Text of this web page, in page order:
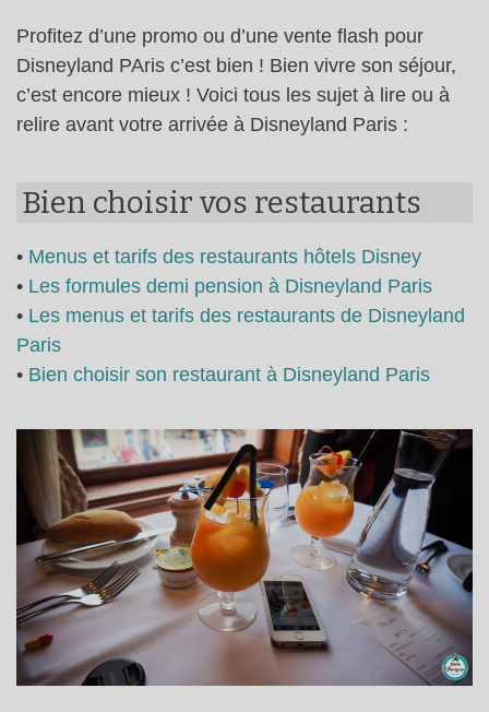
Profitez d’une promo ou d’une vente flash pour
Disneyland PAris c’est bien ! Bien vivre son séjour,
c’est encore mieux ! Voici tous les sujet à lire ou à
relire avant votre arrivée à Disneyland Paris :
Bien choisir vos restaurants
• Menus et tarifs des restaurants hôtels Disney
• Les formules demi pension à Disneyland Paris
• Les menus et tarifs des restaurants de Disneyland
Paris
• Bien choisir son restaurant à Disneyland Paris